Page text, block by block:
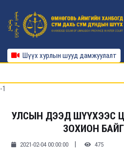
Шүүх хурлын шууд дамжуулалт
-1
УЛСЫН ДЭЭД ШҮҮХЭЭС
ЗОХИОН
2021-02-04 00:00:00 475